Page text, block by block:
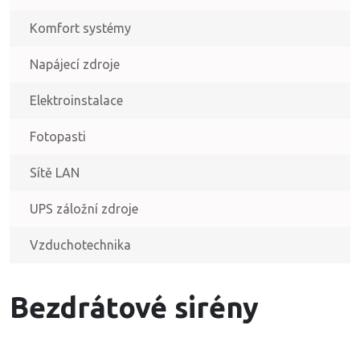
Komfort systémy
Napájecí zdroje
Elektroinstalace
Fotopasti
Sítě LAN
UPS záložní zdroje
Vzduchotechnika
Bezdrátové sirény